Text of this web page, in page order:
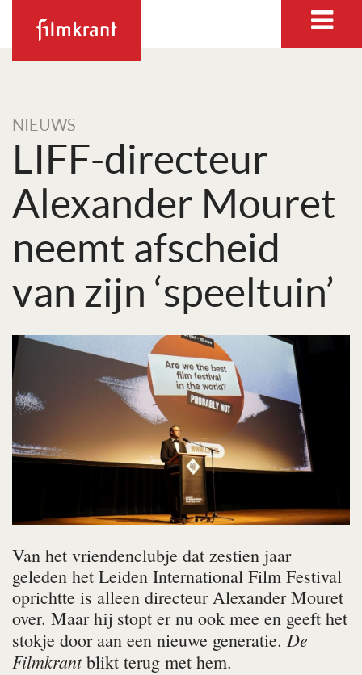
NIEUWS
LIFF-directeur
Alex­ander Mouret
neemt af­scheid
van zijn ‘speeltuin’
Van het vriendenclubje dat zestien jaar
geleden het Leiden International Film Festival
oprichtte is alleen directeur Alexander Mouret
over. Maar hij stopt er nu ook mee en geeft het
stokje door aan een nieuwe generatie. De
Filmkrantblikt terug met hem.